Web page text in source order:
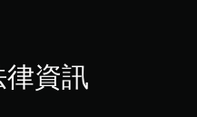
律資訊